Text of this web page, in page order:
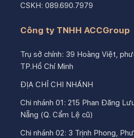
CSKH: 089.690.7979
Công ty TNHH ACCGroup
Trụ sở chính: 39 Hoàng Việt,
TP.Hồ Chí Minh
ĐỊA CHỈ CHI NHÁNH
Chi nhánh 01: 215 Phan Đăng
Nẵng (Q. Cẩm Lệ cũ)
Chi nhánh 02: 3 Trịnh Phong,